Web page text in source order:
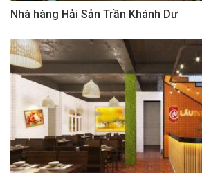
Nhà hàng Hải Sản Trần Khánh Dư